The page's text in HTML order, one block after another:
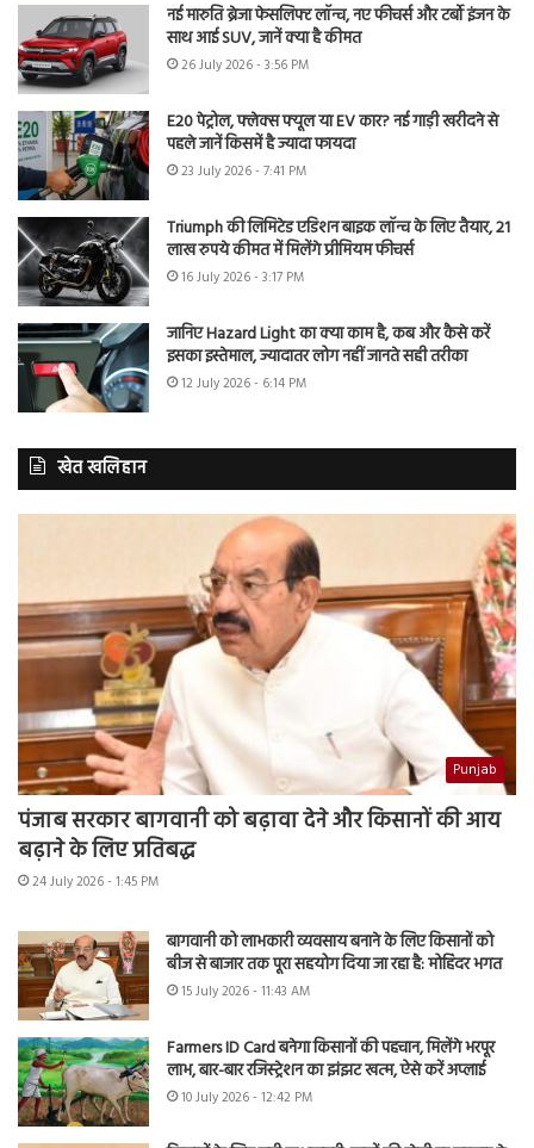
नई मारुति ब्रेजा फेसलिफ्ट लॉन्च, नए फीचर्स और टर्बो इंजन के
साथ आई SUV, जानें क्या है कीमत
26 July 2026 - 3:56 PM
E20 पेट्रोल, फ्लेक्स फ्यूल या EV कार? नई गाड़ी खरीदने से
पहले जानें किसमें है ज्यादा फायदा
23 July 2026 - 7:41 PM
Triumph की लिमिटेड एडिशन बाइक लॉन्च के लिए तैयार, 21
लाख रुपये कीमत में मिलेंगे प्रीमियम फीचर्स
16 July 2026 - 3:17 PM
जानिए Hazard Light का क्या काम है, कब और कैसे करें
इसका इस्तेमाल, ज्यादातर लोग नहीं जानते सही तरीका
12 July 2026 - 6:14 PM
खेत खलिहान
Punjab
पंजाब सरकार बागवानी को बढ़ावा देने और किसानों की आय
बढ़ाने के लिए प्रतिबद्ध
24 July 2026 - 1:45 PM
बागवानी को लाभकारी व्यवसाय बनाने के लिए किसानों को
बीज से बाजार तक पूरा सहयोग दिया जा रहा है: मोहिंदर भगत
15 July 2026 - 11:43 AM
Farmers ID Card बनेगा किसानों की पहचान, मिलेंगे भरपूर
लाभ, बार-बार रजिस्ट्रेशन का झंझट खत्म, ऐसे करें अप्लाई
10 July 2026 - 12:42 PM